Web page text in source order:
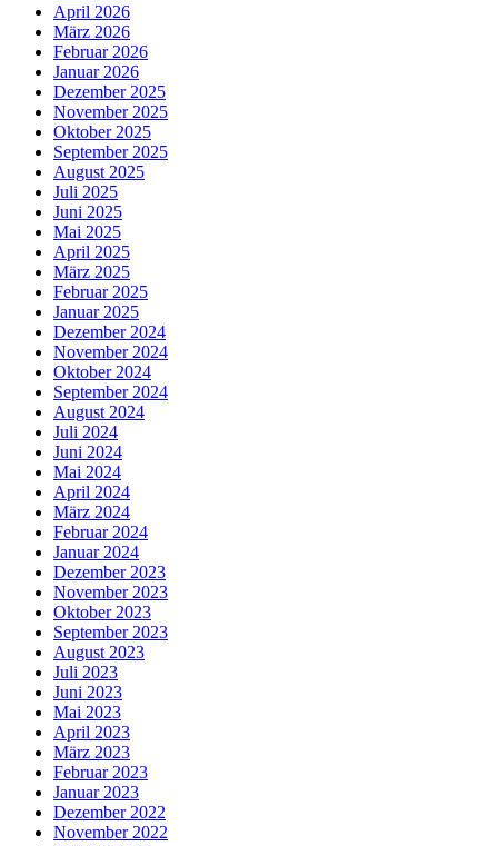
April 2026
März 2026
Februar 2026
Januar 2026
Dezember 2025
November 2025
Oktober 2025
September 2025
August 2025
Juli 2025
Juni 2025
Mai 2025
April 2025
März 2025
Februar 2025
Januar 2025
Dezember 2024
November 2024
Oktober 2024
September 2024
August 2024
Juli 2024
Juni 2024
Mai 2024
April 2024
März 2024
Februar 2024
Januar 2024
Dezember 2023
November 2023
Oktober 2023
September 2023
August 2023
Juli 2023
Juni 2023
Mai 2023
April 2023
März 2023
Februar 2023
Januar 2023
Dezember 2022
November 2022